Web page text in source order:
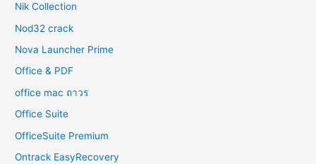
Nik Collection
Nod32 crack
Nova Launcher Prime
Office & PDF
office mac ถาวร
Office Suite
OfficeSuite Premium
Ontrack EasyRecovery